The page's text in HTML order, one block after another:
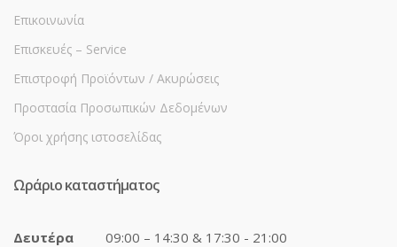
Επικοινωνία
Επισκευές – Service
Επιστροφή Προϊόντων / Ακυρώσεις
Προστασία Προσωπικών Δεδομένων
Όροι χρήσης ιστοσελίδας
Ωράριο καταστήματος
Δευτέρα 09:00 – 14:30 & 17:30 - 21:00